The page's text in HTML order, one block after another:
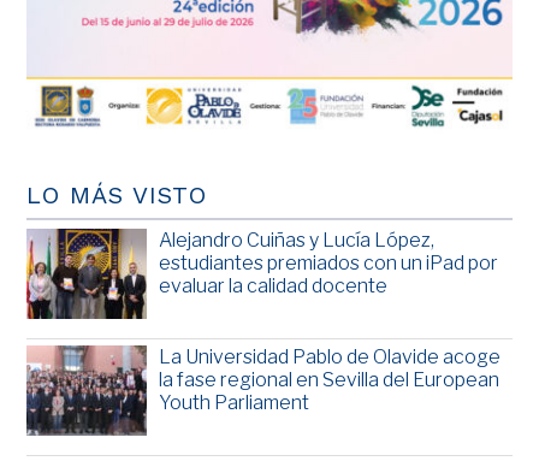
LO MÁS VISTO
Alejandro Cuiñas y Lucía López,
estudiantes premiados con un iPad por
evaluar la calidad docente
La Universidad Pablo de Olavide acoge
la fase regional en Sevilla del European
Youth Parliament